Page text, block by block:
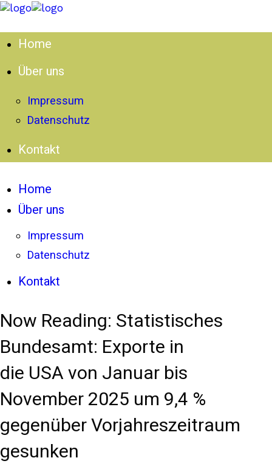
Home
Über uns
Impressum
Datenschutz
Kontakt
Home
Über uns
Impressum
Datenschutz
Kontakt
Now Reading: Statistisches
Bundesamt: Exporte in
die USA von Januar bis
November 2025 um 9,4 %
gegenüber Vorjahreszeitraum
gesunken